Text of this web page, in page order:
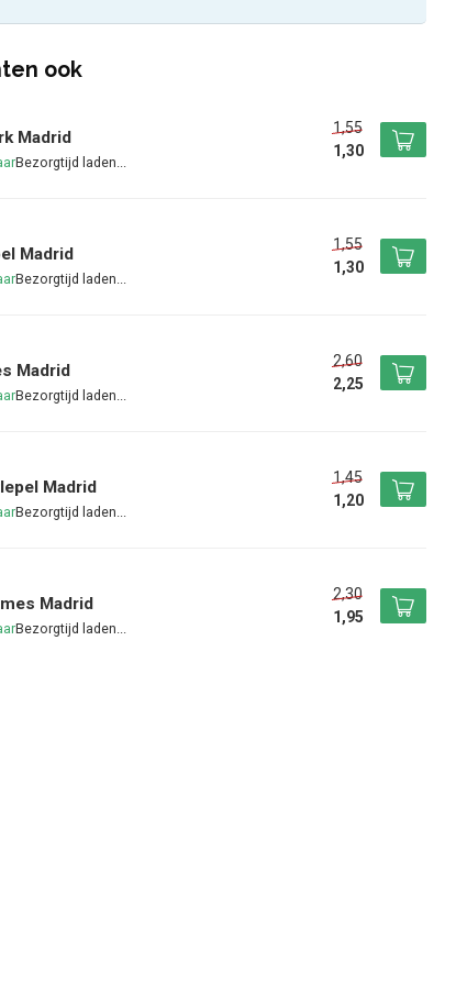
ook
Madrid
1,55
1,30
Madrid
1,55
1,30
Madrid
2,60
2,25
Madrid
1,45
1,20
Madrid
2,30
1,95